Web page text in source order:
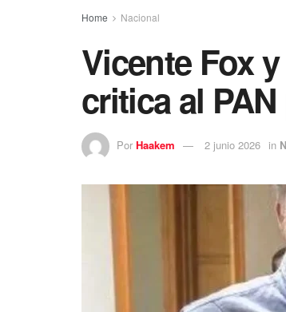
Home Nacional
Vicente Fox
critica al
Por Haakem 2 junio 2026 in